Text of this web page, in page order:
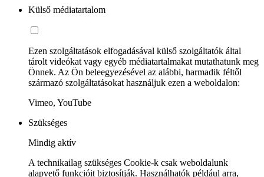
Külső médiatartalom
Ezen szolgáltatások elfogadásával külső szolgáltatók által
tárolt videókat vagy egyéb médiatartalmakat mutathatunk meg
Önnek. Az Ön beleegyezésével az alábbi, harmadik féltől
származó szolgáltatásokat használjuk ezen a weboldalon:
Vimeo, YouTube
Szükséges
Mindig aktív
A technikailag szükséges Cookie-k csak weboldalunk
alapvető funkcióit biztosítják. Használhatók például arra,